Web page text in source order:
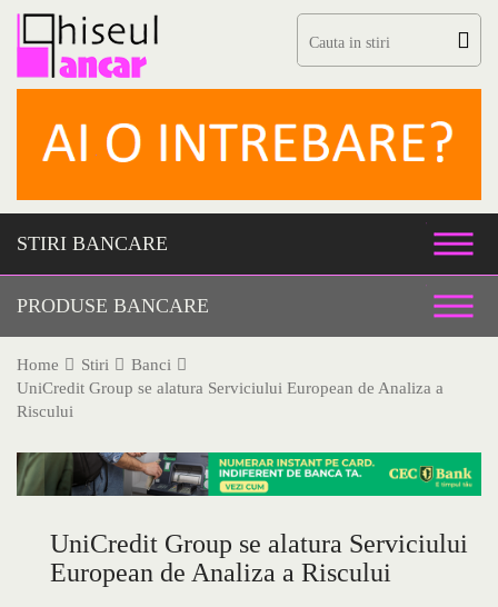
Skip
STIRI BANCARE
PRODUSE BANCARE
Home Stiri
Banci
UniCredit Group se alatura Serviciului European de Analiza a
Riscului
UniCredit Group se alatura Serviciului
European de Analiza a Riscului